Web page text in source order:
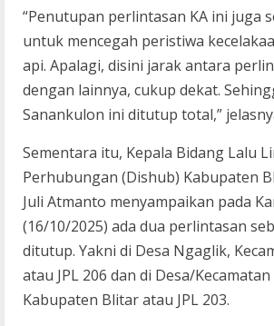
“Penutupan perlintasan KA ini juga
untuk mencegah peristiwa
api. Apalagi, disini jarak antara
dengan lainnya, cukup dekat.
Sanankulon ini ditutup total,”
Sementara itu, Kepala Bidang Lalu
Perhubungan (Dishub) Kabupaten
Juli Atmanto menyampaikan pada
(16/10/2025) ada dua perlintasan
ditutup. Yakni di Desa Ngaglik,
atau JPL 206 dan di Desa/
Kabupaten Blitar atau JPL 203.